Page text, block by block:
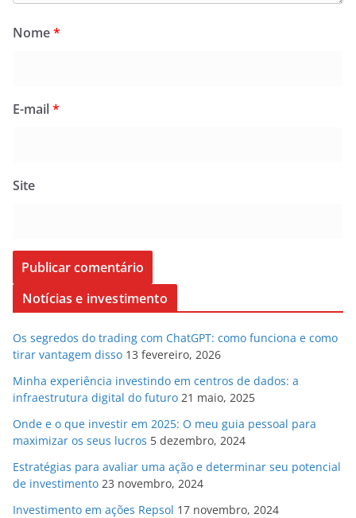
Nome*
E-mail*
Site
Notícias e investimento
Os segredos do trading com ChatGPT: como funciona e como
tirar vantagem disso 13 fevereiro, 2026
Minha experiência investindo em centros de dados: a
infraestrutura digital do futuro 21 maio, 2025
Onde e o que investir em 2025: O meu guia pessoal para
maximizar os seus lucros 5 dezembro, 2024
Estratégias para avaliar uma ação e determinar seu potencial
de investimento 23 novembro, 2024
Investimento em ações Repsol 17 novembro, 2024